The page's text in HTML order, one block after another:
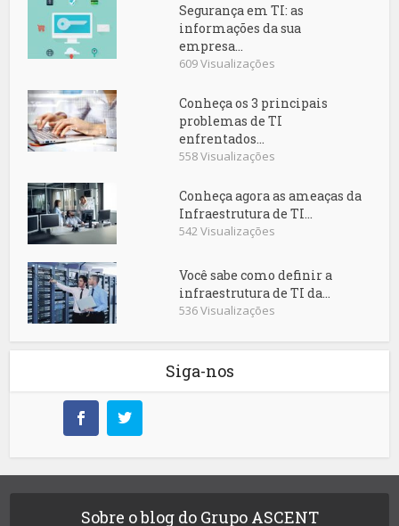
Segurança em TI: as
informações da sua
empresa...
609 Visualizações
Conheça os 3 principais
problemas de TI
enfrentados...
558 Visualizações
Conheça agora as ameaças da
Infraestrutura de TI...
542 Visualizações
Você sabe como definir a
infraestrutura de TI da...
536 Visualizações
Siga-nos
Sobre o blog do Grupo ASCENT